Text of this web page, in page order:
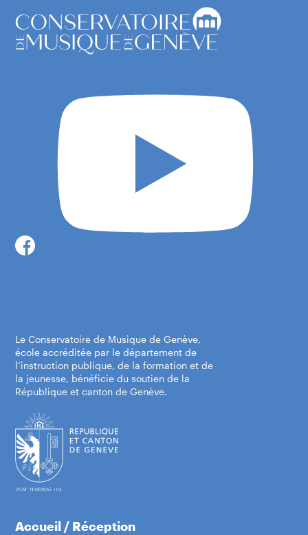
Le Conservatoire de Musique de Genève,
école accréditée par le département de
l’instruction publique, de la formation et de
la jeunesse, bénéficie du soutien de la
République et canton de Genève.
Accueil / Réception